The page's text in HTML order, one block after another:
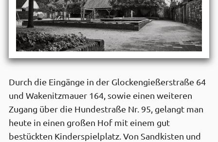
Durch die Eingänge in der Glocken­gießer­straße 64
und Wakenitz­mauer 164, sowie einen weiteren
Zugang über die Hunde­straße Nr. 95, gelangt man
heute in einen großen Hof mit einem gut
bestückten Kinder­spiel­platz. Von Sand­kisten und